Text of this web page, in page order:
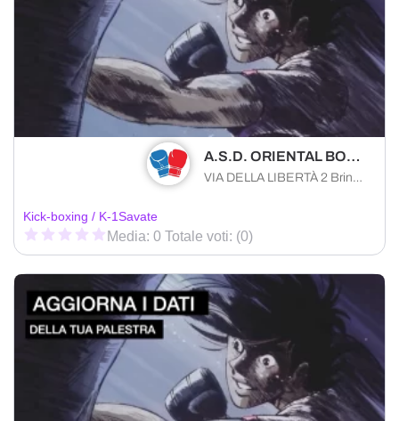
A.S.D. ORIENTAL BOXING ACADEMY
VIA DELLA LIBERTÀ 2 Brindisi (BR) 72100 , Puglia
Kick-boxing / K-1Savate
Media: 0 Totale voti: (0)